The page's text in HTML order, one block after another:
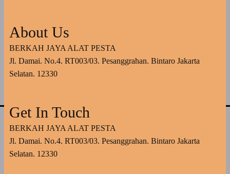
About Us
BERKAH JAYA ALAT PESTA
Jl. Damai. No.4. RT003/03. Pesanggrahan. Bintaro Jakarta
Selatan. 12330
Get In Touch
BERKAH JAYA ALAT PESTA
Jl. Damai. No.4. RT003/03. Pesanggrahan. Bintaro Jakarta
Selatan. 12330